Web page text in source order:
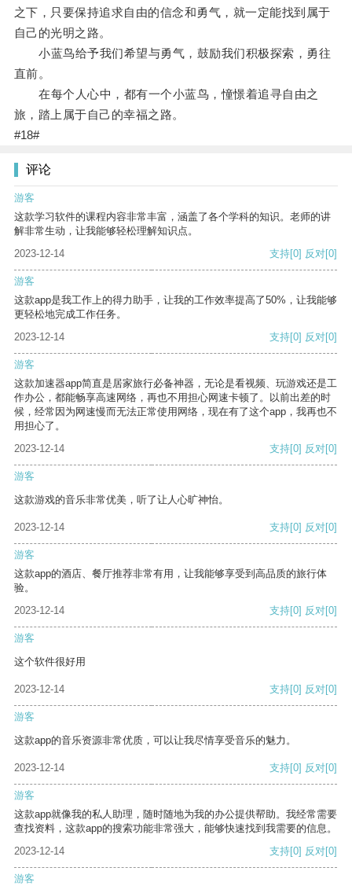
之下，只要保持追求自由的信念和勇气，就一定能找到属于
自己的光明之路。
小蓝鸟给予我们希望与勇气，鼓励我们积极探索，勇往
直前。
在每个人心中，都有一个小蓝鸟，憧憬着追寻自由之
旅，踏上属于自己的幸福之路。
#18#
评论
游客
这款学习软件的课程内容非常丰富，涵盖了各个学科的知识。老师的讲
解非常生动，让我能够轻松理解知识点。
2023-12-14
支持[0] 反对[0]
游客
这款app是我工作上的得力助手，让我的工作效率提高了50%，让我能够
更轻松地完成工作任务。
2023-12-14
支持[0] 反对[0]
游客
这款加速器app简直是居家旅行必备神器，无论是看视频、玩游戏还是工
作办公，都能畅享高速网络，再也不用担心网速卡顿了。以前出差的时
候，经常因为网速慢而无法正常使用网络，现在有了这个app，我再也不
用担心了。
2023-12-14
支持[0] 反对[0]
游客
这款游戏的音乐非常优美，听了让人心旷神怡。
2023-12-14 支持[0] 反对[0]
游客
这款app的酒店、餐厅推荐非常有用，让我能够享受到高品质的旅行体
验。
2023-12-14
支持[0] 反对[0]
游客
这个软件很好用
2023-12-14 支持[0] 反对[0]
游客
这款app的音乐资源非常优质，可以让我尽情享受音乐的魅力。
2023-12-14 支持[0] 反对[0]
游客
这款app就像我的私人助理，随时随地为我的办公提供帮助。我经常需要
查找资料，这款app的搜索功能非常强大，能够快速找到我需要的信息。
2023-12-14
支持[0] 反对[0]
游客